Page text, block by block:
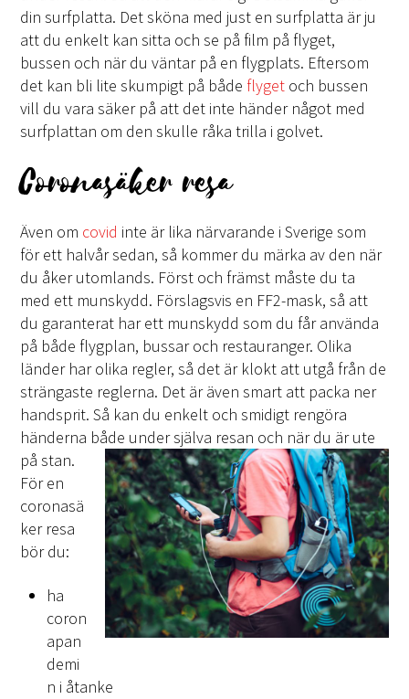
din surfplatta. Det sköna med just en surfplatta är ju
att du enkelt kan sitta och se på film på flyget,
bussen och när du väntar på en flygplats. Eftersom
det kan bli lite skumpigt på både flyget och bussen
vill du vara säker på att det inte händer något med
surfplattan om den skulle råka trilla i golvet.
Coronasäker resa
Även om covid inte är lika närvarande i Sverige som
för ett halvår sedan, så kommer du märka av den när
du åker utomlands. Först och främst måste du ta
med ett munskydd. Förslagsvis en FF2-mask, så att
du garanterat har ett munskydd som du får använda
på både flygplan, bussar och restauranger. Olika
länder har olika regler, så det är klokt att utgå från de
strängaste reglerna. Det är även smart att packa ner
handsprit. Så kan du enkelt och smidigt rengöra
händerna både under själva resan och när du är ute
på stan.
För en
coronasä
ker resa
bör du:
ha
coron
apan
demi
n i åtanke